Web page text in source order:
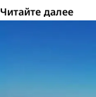
Читайте далее